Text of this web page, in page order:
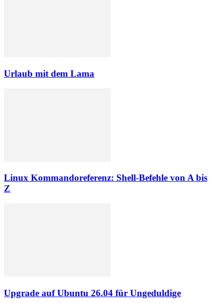
Urlaub mit dem Lama
Linux Kommandoreferenz: Shell-Befehle von A bis
Z
Upgrade auf Ubuntu 26.04 für Ungeduldige